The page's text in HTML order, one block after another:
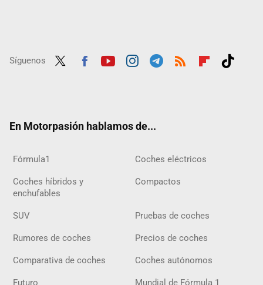
Síguenos
En Motorpasión hablamos de...
Fórmula1 Coches eléctricos
Coches híbridos y
enchufables
Compactos
SUV Pruebas de coches
Rumores de coches Precios de coches
Comparativa de coches Coches autónomos
Futuro Mundial de Fórmula 1